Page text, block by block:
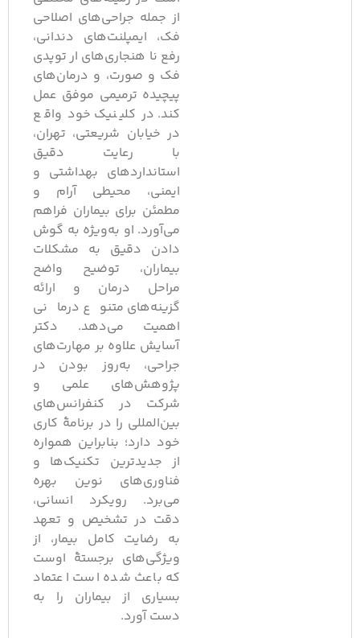
از جمله جراحی‌های اصلاحی
فک، ایمپلنت‌های دندانی،
رفع ناهنجاری‌های ارتوپدی
فک و صورت، و درمان‌های
پیچیده ترمیمی موفق عمل
کند. در کلینیک خود واقع
در خیابان شریعتی، تهران،
با رعایت دقیق
استانداردهای بهداشتی و
ایمنی، محیطی آرام و
مطمئن برای بیماران فراهم
می‌آورد. او به‌ویژه به گوش
دادن دقیق به مشکلات
بیماران، توضیح واضح
مراحل درمان و ارائه
گزینه‌های متنوع درمانی
اهمیت می‌دهد. دکتر
آسایش علاوه بر مهارت‌های
جراحی، به‌روز بودن در
پژوهش‌های علمی و
شرکت در کنفرانس‌های
بین‌المللی را در برنامهٔ کاری
خود دارد؛ بنابراین همواره
از جدیدترین تکنیک‌ها و
فناوری‌های نوین بهره
می‌برد. رویکرد انسانی،
دقت در تشخیص و تعهد
به رضایت کامل بیمار، از
ویژگی‌های برجستهٔ اوست
که باعث شده است اعتماد
بسیاری از بیماران را به
دست آورد.